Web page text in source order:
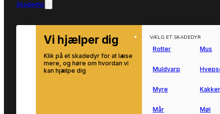
Skadedyr
Vi hjælper dig
Klik på et skadedyr for at læse
mere, og høre om hvordan vi
kan hjælpe dig
VÆLG ET SKADEDYR
Rotter Mus
Muldvarp
Myre
Mår Møl